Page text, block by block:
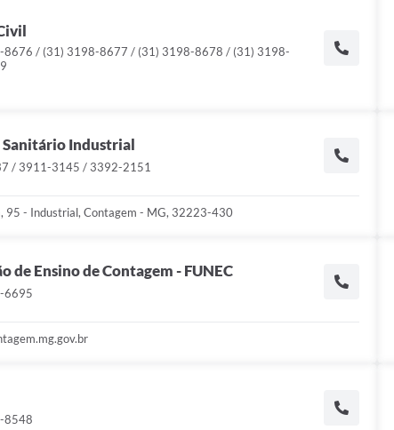
8676 / (31) 3198-8677 / (31) 3198-8678 / (31) 3198-
Industrial
/ 3911-3145 / 3392-2151
95 - Industrial, Contagem - MG, 32223-430
de Ensino de Contagem - FUNEC
6695
8548